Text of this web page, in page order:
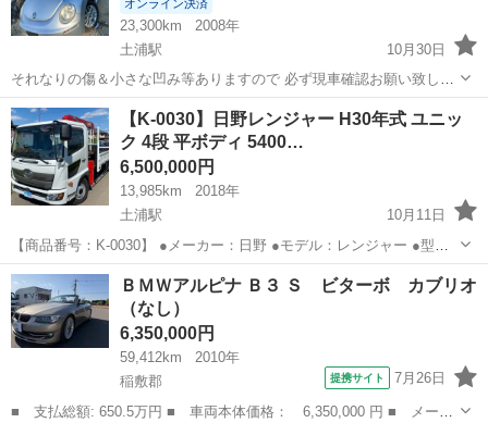
オンライン決済
23,300km
2008年
土浦駅
10月30日
それなりの傷＆小さな凹み等ありますので 必ず現車確認お願い致しま
す。 車検別途5万円にて可能です。 リサイクル料金別途7880円お願い
致します。 名義変更完了まで預かり金と身分証コピーお預かり致しま
す。 神経質な方ご遠慮し...
茨城 稲敷郡 土浦駅 その他 スルー
【K-0030】日野レンジャー H30年式 ユニッ
ク 4段 平ボディ 5400…
6,500,000円
13,985km
2018年
土浦駅
10月11日
【商品番号：K-0030】 ●メーカー：日野 ●モデル：レンジャー ●型
式：2KG-FC2ABA ●走行距離：13,985km ●最大積載量：2450kg ●初度
登録年月：平成30年5月 ●乗車定員：3人 ●...
茨城 稲敷郡 その他
ＢＭＷアルピナ Ｂ３ Ｓ ビターボ カブリオ
（なし）
6,350,000円
59,412km
2010年
稲敷郡
提携サイト 7月26日
■ 支払総額: 650.5万円 ■ 車両本体価格： 6,350,000 円 ■ メーカ